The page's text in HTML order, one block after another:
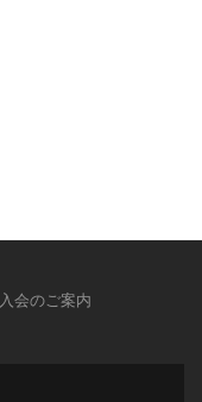
入会のご案内